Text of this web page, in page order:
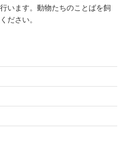
います。動物たちのことばを飼
ださい。